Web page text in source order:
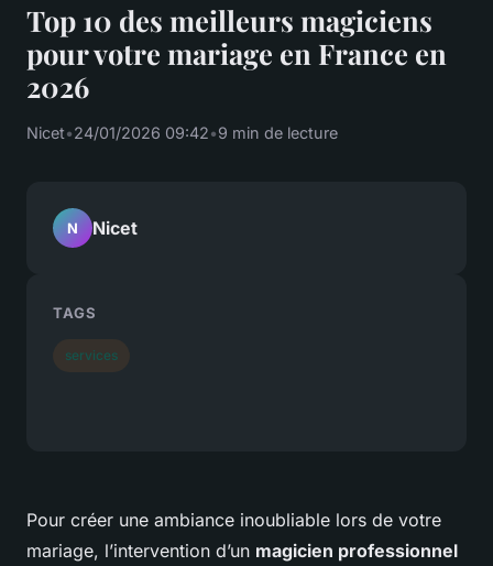
Top 10 des meilleurs magiciens
pour votre mariage en France en
2026
Nicet•24/01/2026 09:42•9 min de lecture
Pour créer une ambiance inoubliable lors de votre
mariage, l’intervention d’un magicien professionnel
N Nicet
TAGS
services